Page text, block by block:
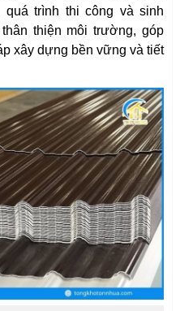
quá trình thi công và sinh
thiện môi trường, góp
xây dựng bền vững và tiết